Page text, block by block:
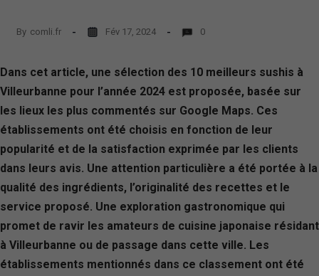
By comli.fr Fév 17, 2024 0
Dans cet article, une sélection des 10 meilleurs sushis à
Villeurbanne pour l’année 2024 est proposée, basée sur
les lieux les plus commentés sur Google Maps. Ces
établissements ont été choisis en fonction de leur
popularité et de la satisfaction exprimée par les clients
dans leurs avis. Une attention particulière a été portée à la
qualité des ingrédients, l’originalité des recettes et le
service proposé. Une exploration gastronomique qui
promet de ravir les amateurs de cuisine japonaise résidant
à Villeurbanne ou de passage dans cette ville. Les
établissements mentionnés dans ce classement ont été